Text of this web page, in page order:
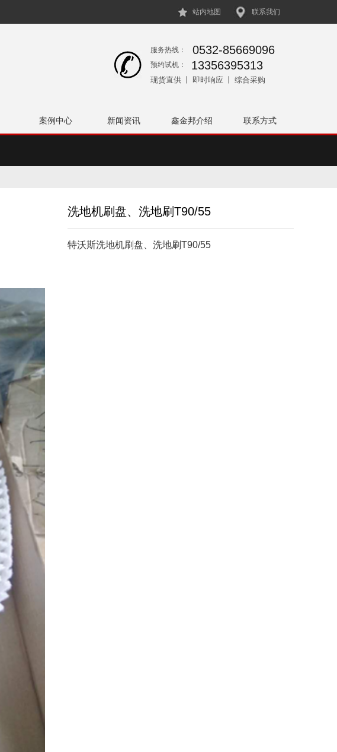
站内地图 联系我们
案例中心 新闻资讯 鑫金邦介绍 联系方式
服务热线： 0532-85669096
预约试机： 13356395313
现货直供 丨 即时响应 丨 综合采购
洗地机刷盘、洗地刷T90/55
特沃斯洗地机刷盘、洗地刷T90/55